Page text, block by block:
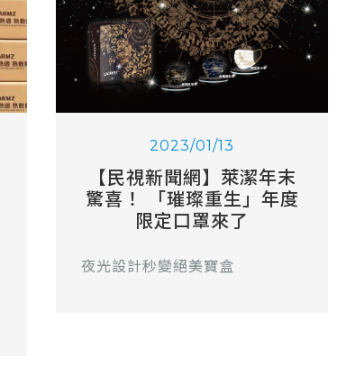
2023/01/13
【民視新聞網】萊潔年末
驚喜！ 「璀璨重生」年度
限定口罩來了
夜光設計秒變絕美寶盒